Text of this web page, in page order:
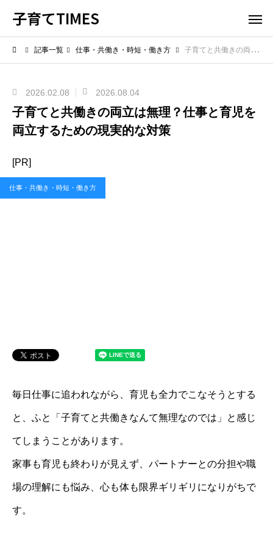
子育てTIMES
記事一覧 仕事・共働き・時短・働き方 子育てと共働きの両立は無理？仕事と育児を両立するための現実的な対策
2026.02.08 2026.08.04
子育てと共働きの両立は無理？仕事と育児を
両立するための現実的な対策
[PR]
仕事・共働き・時短・働き方
毎日仕事に追われながら、育児も全力でこなそうとする
と、ふと「子育てと共働きなんて無理なのでは」と感じ
てしまうことがあります。
家事も育児も終わりが見えず、パートナーとの分担や職
場の理解にも悩み、心も体も限界ギリギリになりがちで
す。